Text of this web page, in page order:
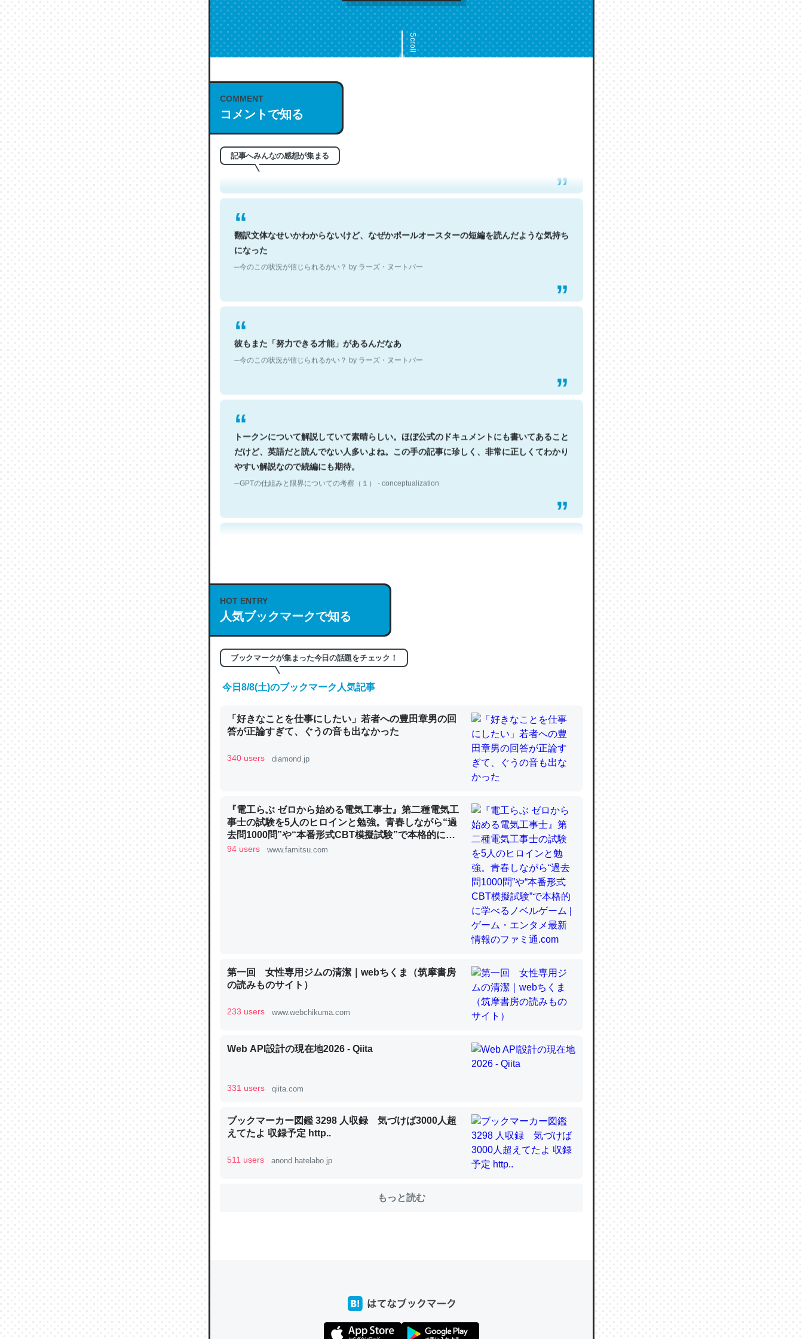
Scroll
COMMENT
コメントで知る
記事へみんなの感想が集まる
これは名文。彼はとてもクレバーなんだろうなと凄く思う。英語少しでも読める人は原文
もお勧め。自分はこの流れ好き。Let’s Fucking Go. Then Covid hit. Shit.
─今のこの状況が信じられるかい？ by ラーズ・ヌートバー
翻訳文体なせいかわからないけど、なぜかポールオースターの短編を読んだような気持ち
になった
─今のこの状況が信じられるかい？ by ラーズ・ヌートバー
彼もまた「努力できる才能」があるんだなあ
─今のこの状況が信じられるかい？ by ラーズ・ヌートバー
トークンについて解説していて素晴らしい。ほぼ公式のドキュメントにも書いてあること
だけど、英語だと読んでない人多いよね。この手の記事に珍しく、非常に正しくてわかり
やすい解説なので続編にも期待。
─GPTの仕組みと限界についての考察（１） - conceptualization
これは良記事。32768トークンだと英語小説100ページ分くらい。小説でいう「ずっと前
の伏線」は回収されないけど、短期記憶というには多い分量。進化すればするほど分かり
やすく強くなりそう
昆虫ってカルシウム少ないのか。知らんかった。調べたらコオロギのカルシウム分はエビ
─ニュース :: 【研究発表】昆虫学の大問題＝「昆虫はなぜ海にいないのか」に関する新仮説
論文では「淡水はカルシウムも酸素も不足してて両方に不利だから両方が拮抗してるので
は」とあって面白い。海にいる鋏角類（カブトガニ・ウミグモ）はカルシウムを使わずキ
─ニュース :: 【研究発表】昆虫学の大問題＝「昆虫はなぜ海にいないのか」に関する新仮説
これを元に考えるとカルシウムを大量に使う脊椎動物と貝類は苦労してるんだな…。腹足
─ニュース :: 【研究発表】昆虫学の大問題＝「昆虫はなぜ海にいないのか」に関する新仮説
ウチもEchoを実家に置いて４年。でたまに覗いてる。ぼちぼちRingも置こうかと画策
中。あと、Googleマップで位置情報を共有してる。電池残量や充電中かが分かるのでこ
─たまにLINEするくらいだった遠方の父67歳と僕。ITツール導入でコミュニケーションが劇的に変化し
─たまにLINEするくらいだった遠方の父67歳と僕。ITツール導入でコミュニケーションが劇的に変化し
HOT ENTRY
人気ブックマークで知る
ブックマークが集まった今日の話題をチェック！
今日8/8(土)のブックマーク人気記事
「好きなことを仕事にしたい」若者への豊田章男の回
答が正論すぎて、ぐうの音も出なかった
340 users diamond.jp
『電工らぶ ゼロから始める電気工事士』第二種電気工
事士の試験を5人のヒロインと勉強。青春しながら“過
去問1000問”や“本番形式CBT模擬試験”で本格的に学
べるノベルゲーム | ゲーム・エンタメ最新情報のファミ
94 users www.famitsu.com
第一回 女性専用ジムの清潔｜webちくま（筑摩書房
の読みものサイト）
233 users www.webchikuma.com
Web API設計の現在地2026 - Qiita
331 users qiita.com
ブックマーカー図鑑 3298 人収録 気づけば3000人超
えてたよ 収録予定 http..
511 users anond.hatelabo.jp
もっと読む